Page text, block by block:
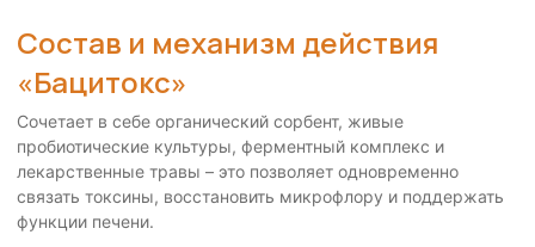
Состав и механизм действия
«Бацитокс»
Сочетает в себе органический сорбент, живые
пробиотические культуры, ферментный комплекс и
лекарственные травы – это позволяет одновременно
связать токсины, восстановить микрофлору и поддержать
функции печени.